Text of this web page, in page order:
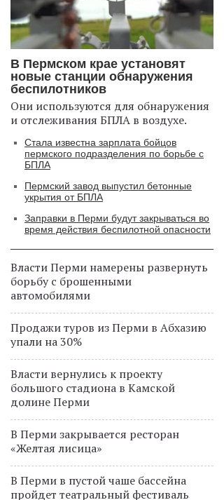
В Пермском крае установят
новые станции обнаружения
беспилотников
Они используются для обнаружения
и отслеживания БПЛА в воздухе.
Стала известна зарплата бойцов
пермского подразделения по борьбе с
БПЛА
Пермский завод выпустил бетонные
укрытия от БПЛА
Заправки в Перми будут закрываться во
время действия беспилотной опасности
Власти Перми намерены развернуть
борьбу с брошенными
автомобилями
Продажи туров из Перми в Абхазию
упали на 30%
Власти вернулись к проекту
большого стадиона в Камской
долине Перми
В Перми закрывается ресторан
«Желтая лисица»
В Перми в пустой чаше бассейна
пройдет театральный фестиваль